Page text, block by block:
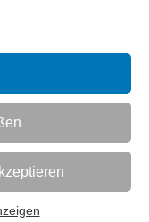
Verstoß